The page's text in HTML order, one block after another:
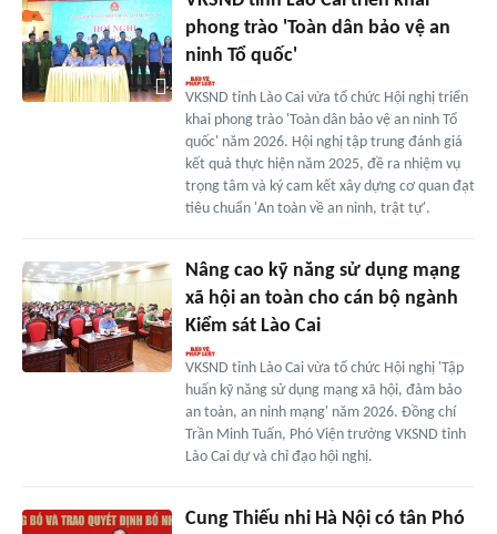
phong trào 'Toàn dân bảo vệ an
ninh Tổ quốc'
VKSND tỉnh Lào Cai vừa tổ chức Hội nghị triển
khai phong trào 'Toàn dân bảo vệ an ninh Tổ
quốc' năm 2026. Hội nghị tập trung đánh giá
kết quả thực hiện năm 2025, đề ra nhiệm vụ
trọng tâm và ký cam kết xây dựng cơ quan đạt
tiêu chuẩn 'An toàn về an ninh, trật tự'.
Nâng cao kỹ năng sử dụng mạng
xã hội an toàn cho cán bộ ngành
Kiểm sát Lào Cai
VKSND tỉnh Lào Cai vừa tổ chức Hội nghị 'Tập
huấn kỹ năng sử dụng mạng xã hội, đảm bảo
an toàn, an ninh mạng' năm 2026. Đồng chí
Trần Minh Tuấn, Phó Viện trưởng VKSND tỉnh
Lào Cai dự và chỉ đạo hội nghị.
Cung Thiếu nhi Hà Nội có tân Phó